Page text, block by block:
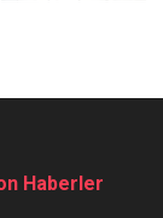
Haberler